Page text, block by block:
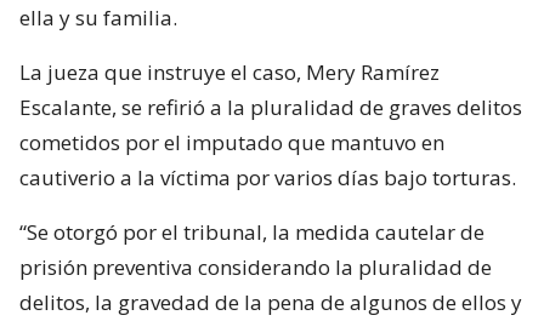
ella y su familia.
La jueza que instruye el caso, Mery Ramírez
Escalante, se refirió a la pluralidad de graves delitos
cometidos por el imputado que mantuvo en
cautiverio a la víctima por varios días bajo torturas.
“Se otorgó por el tribunal, la medida cautelar de
prisión preventiva considerando la pluralidad de
delitos, la gravedad de la pena de algunos de ellos y